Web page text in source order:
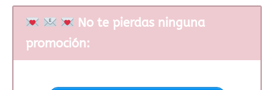
No te pierdas ninguna
promoción: